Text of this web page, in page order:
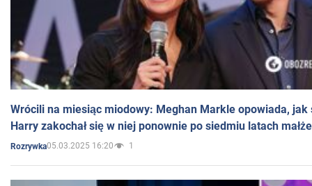
Wrócili na miesiąc miodowy: Meghan Markle opowiada, jak
Harry zakochał się w niej ponownie po siedmiu latach
Rozrywka05.03.2025 16:20 1